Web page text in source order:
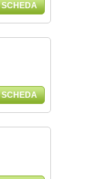
SCHEDA
SCHEDA